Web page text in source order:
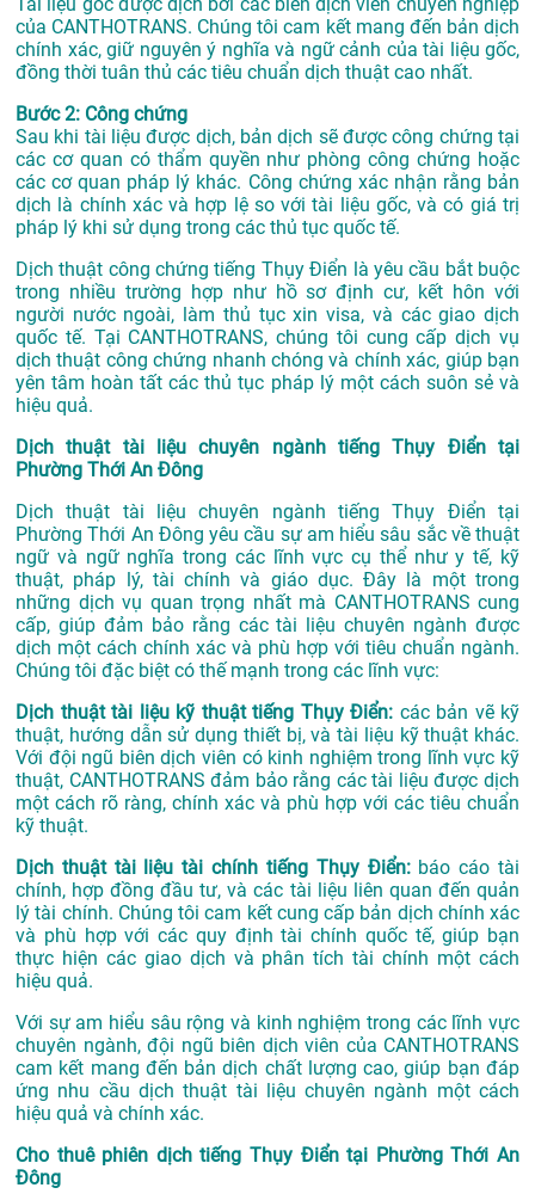
Tài liệu gốc được dịch bởi các biên dịch viên chuyên nghiệp
của CANTHOTRANS. Chúng tôi cam kết mang đến bản dịch
chính xác, giữ nguyên ý nghĩa và ngữ cảnh của tài liệu gốc,
đồng thời tuân thủ các tiêu chuẩn dịch thuật cao nhất.
Bước 2: Công chứng
Sau khi tài liệu được dịch, bản dịch sẽ được công chứng tại
các cơ quan có thẩm quyền như phòng công chứng hoặc
các cơ quan pháp lý khác. Công chứng xác nhận rằng bản
dịch là chính xác và hợp lệ so với tài liệu gốc, và có giá trị
pháp lý khi sử dụng trong các thủ tục quốc tế.
Dịch thuật công chứng tiếng Thụy Điển là yêu cầu bắt buộc
trong nhiều trường hợp như hồ sơ định cư, kết hôn với
người nước ngoài, làm thủ tục xin visa, và các giao dịch
quốc tế. Tại CANTHOTRANS, chúng tôi cung cấp dịch vụ
dịch thuật công chứng nhanh chóng và chính xác, giúp bạn
yên tâm hoàn tất các thủ tục pháp lý một cách suôn sẻ và
hiệu quả.
Dịch thuật tài liệu chuyên ngành tiếng Thụy Điển tại
Phường Thới An Đông
Dịch thuật tài liệu chuyên ngành tiếng Thụy Điển tại
Phường Thới An Đông yêu cầu sự am hiểu sâu sắc về thuật
ngữ và ngữ nghĩa trong các lĩnh vực cụ thể như y tế, kỹ
thuật, pháp lý, tài chính và giáo dục. Đây là một trong
những dịch vụ quan trọng nhất mà CANTHOTRANS cung
cấp, giúp đảm bảo rằng các tài liệu chuyên ngành được
dịch một cách chính xác và phù hợp với tiêu chuẩn ngành.
Chúng tôi đặc biệt có thế mạnh trong các lĩnh vực:
Dịch thuật tài liệu kỹ thuật tiếng Thụy Điển: các bản vẽ kỹ
thuật, hướng dẫn sử dụng thiết bị, và tài liệu kỹ thuật khác.
Với đội ngũ biên dịch viên có kinh nghiệm trong lĩnh vực kỹ
thuật, CANTHOTRANS đảm bảo rằng các tài liệu được dịch
một cách rõ ràng, chính xác và phù hợp với các tiêu chuẩn
kỹ thuật.
Dịch thuật tài liệu tài chính tiếng Thụy Điển:báo cáo tài
chính, hợp đồng đầu tư, và các tài liệu liên quan đến quản
lý tài chính. Chúng tôi cam kết cung cấp bản dịch chính xác
và phù hợp với các quy định tài chính quốc tế, giúp bạn
thực hiện các giao dịch và phân tích tài chính một cách
hiệu quả.
Với sự am hiểu sâu rộng và kinh nghiệm trong các lĩnh vực
chuyên ngành, đội ngũ biên dịch viên của CANTHOTRANS
cam kết mang đến bản dịch chất lượng cao, giúp bạn đáp
ứng nhu cầu dịch thuật tài liệu chuyên ngành một cách
hiệu quả và chính xác.
Cho thuê phiên dịch tiếng Thụy Điển tại Phường Thới An
Đông